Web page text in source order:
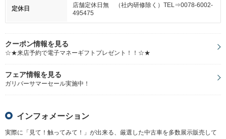
定休日
店舗定休日無 （社内研修除く）TEL⇒0078-6002-
495475
クーポン情報を見る
☆★来店予約で電子マネーギフトプレゼント！！☆★
フェア情報を見る
ガリバーサマーセール実施中！
インフォメーション
実際に「見て！触ってみて！」が出来る、厳選した中古車を多数展示販売して